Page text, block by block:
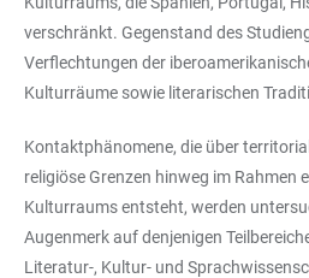
verschränkt. Gegenstand des
Verflechtungen der
Kulturräume sowie literarischen
Kontaktphänomene, die über
religiöse Grenzen hinweg im Rahmen
Kulturraums entsteht, werden
Augenmerk auf denjenigen
Literatur-, Kultur- und